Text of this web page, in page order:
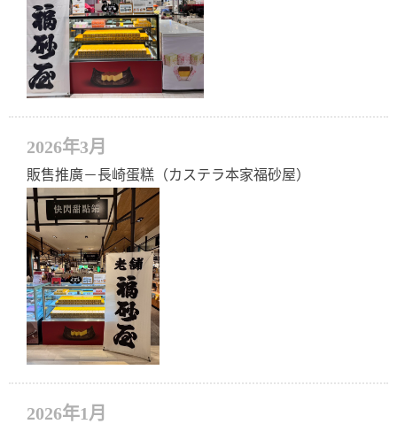
2026年3月
販售推廣－長崎蛋糕（カステラ本家福砂屋）
2026年1月